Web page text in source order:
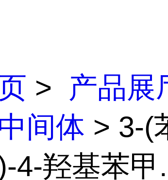
> 产品展
间体 > 3-(
4-羟基苯甲